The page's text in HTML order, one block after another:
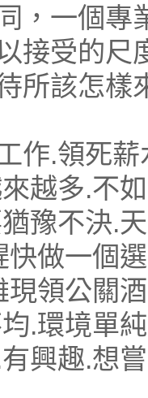
，一個專
接受的尺
所該怎樣
作.領死
越多.不
豫不決.
快做一個
現領公關
.環境單
興趣.想